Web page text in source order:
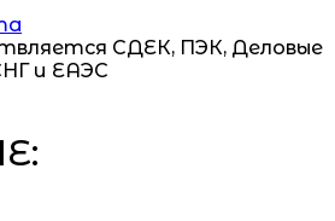
СДЕК, ПЭК, Деловые
и ЕАЭС